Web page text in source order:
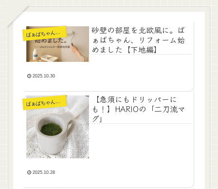
ばぁばちゃんの暮らし
砂壁の部屋を北欧風に。ば
ぁばちゃん、リフォーム始
めました【下地編】
2025.10.30
ばぁばちゃんの暮らし
【急須にもドリッパーに
も！】HARIOの「二刀流マ
グ」
2025.10.28